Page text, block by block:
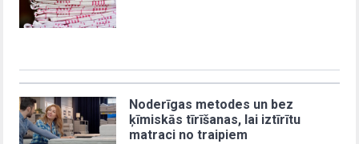
Noderīgas metodes un bez
ķīmiskās tīrīšanas, lai iztīrītu
matraci no traipiem